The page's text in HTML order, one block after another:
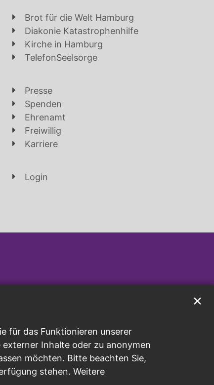
für das Funktionieren unserer
Inhalte oder zu anonymen
möchten. Bitte beachten Sie,
stehen. Weitere
✕
Brot für die Welt Hamburg
Diakonie Katastrophenhilfe
Kirche in Hamburg
TelefonSeelsorge
Presse
Spenden
Ehrenamt
Freiwillig
Karriere
Login